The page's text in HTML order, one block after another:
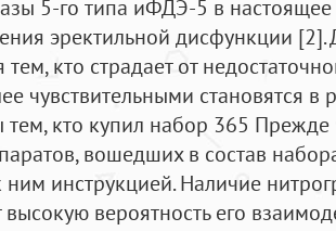
5-го типа иФДЭ-5 в
эректильной дисфункции [2].
тем, кто страдает от
чувствительными становятся в
тем, кто купил набор 365
вошедших в состав
инструкцией. Наличие
высокую вероятность его